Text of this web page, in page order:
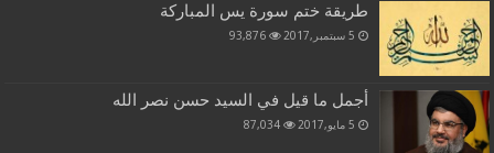
طريقة ختم سورة يس المباركة
5 سبتمبر,2017 93,876
أجمل ما قيل في السيد حسن نصر الله
5 مايو,2017 87,034